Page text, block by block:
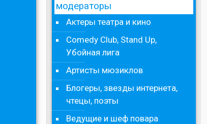
модераторы
Актеры театра и кино
Comedy Club, Stand Up,
Убойная лига
Артисты мюзиклов
Блогеры, звезды интернета,
чтецы, поэты
Ведущие и шеф повара